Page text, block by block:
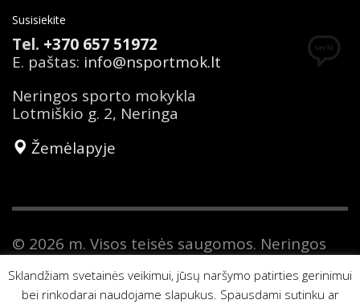
Susisiekite
Tel. +370 657 51972
E. paštas: info@nsportmok.lt
Neringos sporto mokykla
Lotmiškio g. 2, Neringa
Žemėlapyje
© 2026 m. Visos teisės saugomos. Neringos
sporto mokykla yra savivaldybės biudžetinė
įstaiga. Duomenys apie Neringos sporto
mokyklą kaupiami ir saugomi Juridinių
Sklandžiam svetainės veikimui, jūsų naršymo patirties gerinimui
bei rinkodarai naudojame slapukus. Spausdami sutinku ar